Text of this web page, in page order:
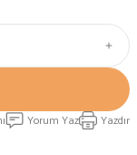
Yorum Yaz Yazdır